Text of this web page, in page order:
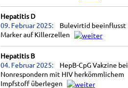
Hepatitis D
09. Februar 2025:
Bulevirtid beeinflusst
Marker auf Killerzellen
Hepatitis B
04. Februar 2025:
HepB-CpG Vakzine bei
Nonrespondern mit HIV herkömmlichem
Impfstoff überlegen